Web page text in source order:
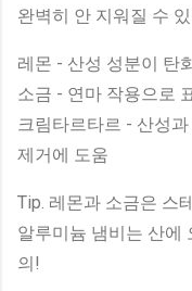
완벽히 안 지워질 수
레몬 - 산성 성분이 탄
소금 - 연마 작용으로
크림타르타르 - 산성
제거에 도움
Tip. 레몬과 소금은 스
알루미늄 냄비는 산에
의!